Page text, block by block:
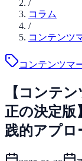
/
コラム
/
コンテンツ
コンテンツマ
【コンテ
正の決定版
践的アプロ